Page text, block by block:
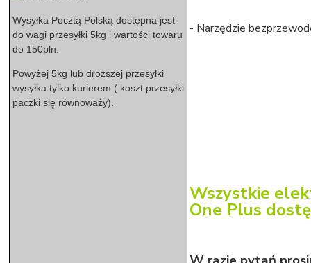
Wysyłka Pocztą Polską dostępna jest
do wagi przesyłki 5kg i wartości towaru
do 150pln.
Powyżej 5kg lub droższej przesyłki
wysyłka tylko kurierem ( koszt przesyłki
paczki się równoważy).
- Narzędzie
Wszystkie
One Plus